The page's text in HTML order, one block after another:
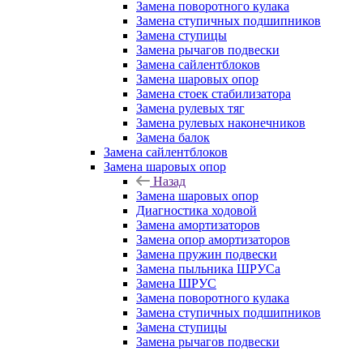
Замена поворотного кулака
Замена ступичных подшипников
Замена ступицы
Замена рычагов подвески
Замена сайлентблоков
Замена шаровых опор
Замена стоек стабилизатора
Замена рулевых тяг
Замена рулевых наконечников
Замена балок
Замена сайлентблоков
Замена шаровых опор
Назад
Замена шаровых опор
Диагностика ходовой
Замена амортизаторов
Замена опор амортизаторов
Замена пружин подвески
Замена пыльника ШРУСа
Замена ШРУС
Замена поворотного кулака
Замена ступичных подшипников
Замена ступицы
Замена рычагов подвески